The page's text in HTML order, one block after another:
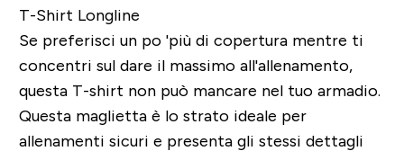
T-Shirt Longline
Se preferisci un po 'più di copertura mentre ti
concentri sul dare il massimo all'allenamento,
questa T-shirt non può mancare nel tuo armadio.
Questa maglietta è lo strato ideale per
allenamenti sicuri e presenta gli stessi dettagli